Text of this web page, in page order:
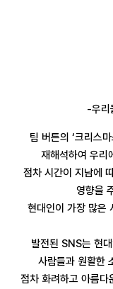
-우
팀 버튼의 ‘크리스
재해석하여 우리
점차 시간이 지남에
영향을
현대인이 가장 많은
발전된 SNS는 현
사람들과 원활한
점차 화려하고 아름